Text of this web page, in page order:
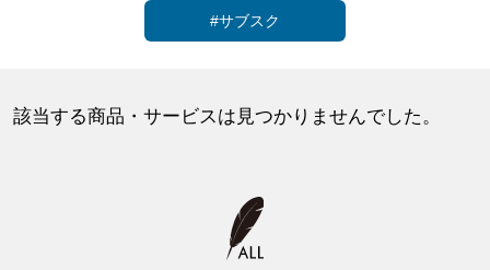
#サブスク
該当する商品・サービスは見つかりませんでした。